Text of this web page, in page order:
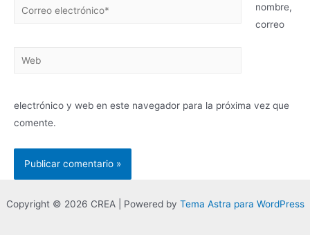
nombre,
correo
electrónico y web en este navegador para la próxima vez que
comente.
Copyright © 2026 CREA | Powered by Tema Astra para WordPress